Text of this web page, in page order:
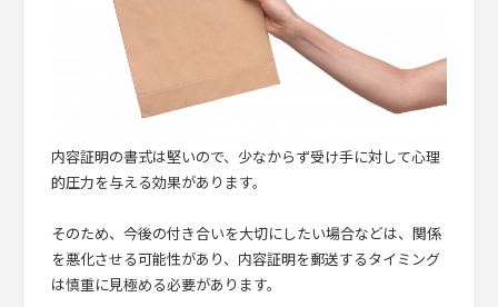
内容証明の書式は堅いので、少なからず受け手に対して心理
的圧力を与える効果があります。
そのため、今後の付き合いを大切にしたい場合などは、関係
を悪化させる可能性があり、内容証明を郵送するタイミング
は慎重に見極める必要があります。